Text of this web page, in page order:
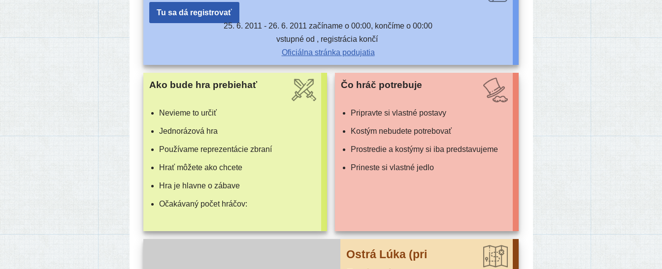
Tu sa dá registrovať
25. 6. 2011 - 26. 6. 2011 začí­na­me o 00:00, kon­čí­me o 00:00
vstup­né od , regis­trá­cia končí
Oficiálna strán­ka podujatia
Ako bude hra prebiehať
Nevieme to určiť
Jednorázová hra
Používame repre­zen­tá­cie zbraní
Hrať môže­te ako chcete
Hra je hlav­ne o zábave
Očakávaný počet hráčov:
Čo hráč potrebuje
Pripravte si vlast­né postavy
Kostým nebu­de­te potrebovať
Prostredie a kos­tý­my si iba predstavujeme
Prineste si vlast­né jedlo
Ostrá Lúka (pri